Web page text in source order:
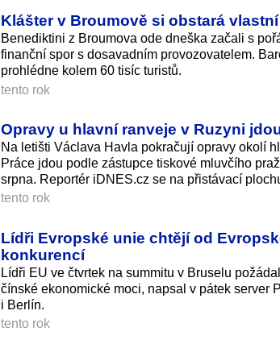
Klášter v Broumově si obstará
Benediktini z Broumova ode dneška začali s
finanční spor s dosavadním provozovatelem.
prohlédne kolem 60 tisíc turistů.
tento rok
Opravy u hlavní ranveje v Ruzyni
Na letišti Václava Havla pokračují opravy okolí
Práce jdou podle zástupce tiskové mluvčího
srpna. Reportér iDNES.cz se na přistávací
tento rok
Lídři Evropské unie chtějí od
konkurencí
Lídři EU ve čtvrtek na summitu v Bruselu
čínské ekonomické moci, napsal v pátek server
i Berlín.
tento rok